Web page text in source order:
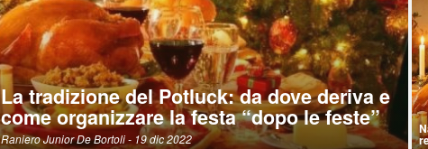
La tradizione del Potluck: da dove deriva e
come organizzare la festa “dopo le feste”
Raniero Junior De Bortoli- 19 dic 2022